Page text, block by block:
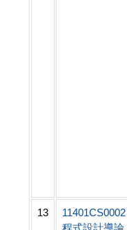
13
11401CS0002
程式設計導論